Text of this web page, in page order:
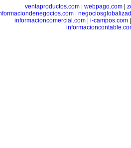
ventaproductos.com
webpago.com
|
informacioncomercial.com| i-campos.com